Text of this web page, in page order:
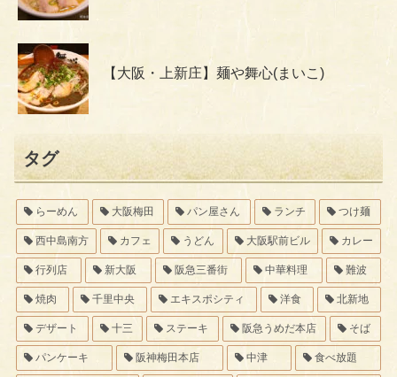
【大阪・上新庄】麺や舞心(まいこ)
タグ
らーめん 大阪梅田 パン屋さん ランチ つけ麺
西中島南方 カフェ うどん 大阪駅前ビル カレー
行列店 新大阪 阪急三番街 中華料理 難波
焼肉 千里中央 エキスポシティ 洋食 北新地
デザート 十三 ステーキ 阪急うめだ本店 そば
パンケーキ 阪神梅田本店 中津 食べ放題